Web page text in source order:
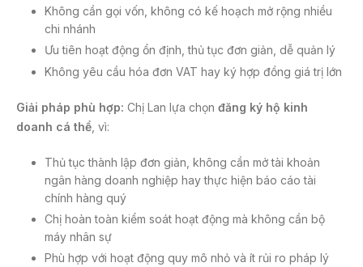
Không cần gọi vốn, không có kế hoạch mở rộng nhiều
chi nhánh
Ưu tiên hoạt động ổn định, thủ tục đơn giản, dễ quản lý
Không yêu cầu hóa đơn VAT hay ký hợp đồng giá trị lớn
Giải pháp phù hợp: Chị Lan lựa chọn đăng ký hộ kinh
doanh cá thể , vì:
Thủ tục thành lập đơn giản, không cần mở tài khoản
ngân hàng doanh nghiệp hay thực hiện báo cáo tài
chính hàng quý
Chị hoàn toàn kiểm soát hoạt động mà không cần bộ
máy nhân sự
Phù hợp với hoạt động quy mô nhỏ và ít rủi ro pháp lý